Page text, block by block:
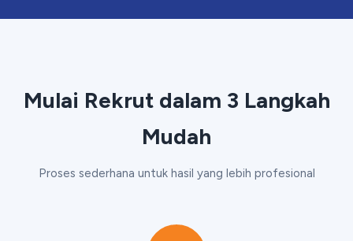
Mulai Rekrut dalam 3 Langkah
Mudah
Proses sederhana untuk hasil yang lebih profesional